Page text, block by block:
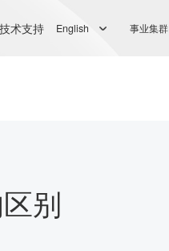
技术支持 English 事业集群
别